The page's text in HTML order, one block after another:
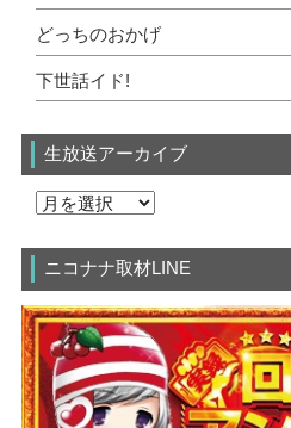
どっちのおかげ
下世話イド!
生放送アーカイブ
ニコナナ取材LINE